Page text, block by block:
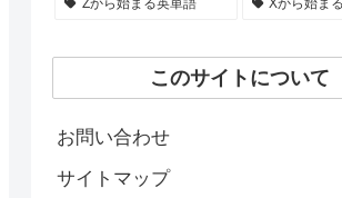
Zから始まる英単語 Xから始ま
このサイトについて
お問い合わせ
サイトマップ